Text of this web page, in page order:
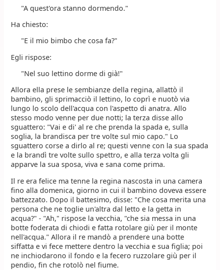
"A quest'ora stanno dormendo."
Ha chiesto:
"E il mio bimbo che cosa fa?"
Egli rispose:
"Nel suo lettino dorme di già!"
Allora ella prese le sembianze della regina, allattò il
bambino, gli sprimacciò il lettino, lo coprì e nuotò via
lungo lo scolo dell'acqua con l'aspetto di anatra. Allo
stesso modo venne per due notti; la terza disse allo
sguattero: "Vai e di' al re che prenda la spada e, sulla
soglia, la brandisca per tre volte sul mio capo." Lo
sguattero corse a dirlo al re; questi venne con la sua spada
e la brandì tre volte sullo spettro, e alla terza volta gli
apparve la sua sposa, viva e sana come prima.
Il re era felice ma tenne la regina nascosta in una camera
fino alla domenica, giorno in cui il bambino doveva essere
battezzato. Dopo il battesimo, disse: "Che cosa merita una
persona che ne toglie un'altra dal letto e la getta in
acqua?" - "Ah," rispose la vecchia, "che sia messa in una
botte foderata di chiodi e fatta rotolare giù per il monte
nell'acqua." Allora il re mandò a prendere una botte
siffatta e vi fece mettere dentro la vecchia e sua figlia; poi
ne inchiodarono il fondo e la fecero ruzzolare giù per il
pendio, fin che rotolò nel fiume.